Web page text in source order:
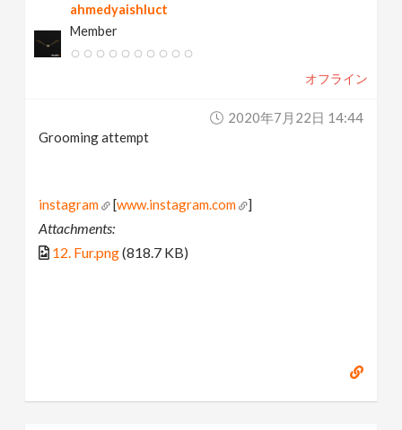
ahmedyaishluct
Member
オフライン
2020年7月22日 14:44
Grooming attempt
instagram [www.instagram.com ]
Attachments:
12. Fur.png(818.7 KB)